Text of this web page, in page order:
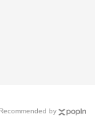
Recommended by